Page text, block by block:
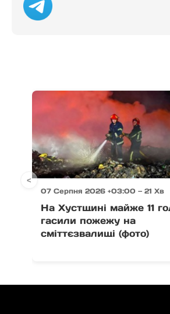
07 Серпня 2026 +03:00 — 21 Хв
На Хустщині майже 11
гасили пожежу на
сміттєзвалищі (фото)
<